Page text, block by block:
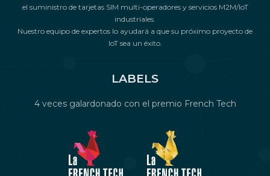
el suministro de tarjetas SIM multi-operadores y servicios M2M/IoT
industriales.
Nuestro equipo de expertos lo ayudará a que su próximo proyecto de
IoT sea un éxito.
LABELS
4 veces galardonado con el premio French Tech